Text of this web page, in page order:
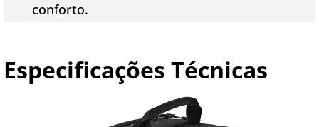
conforto.
Especificações Técnicas